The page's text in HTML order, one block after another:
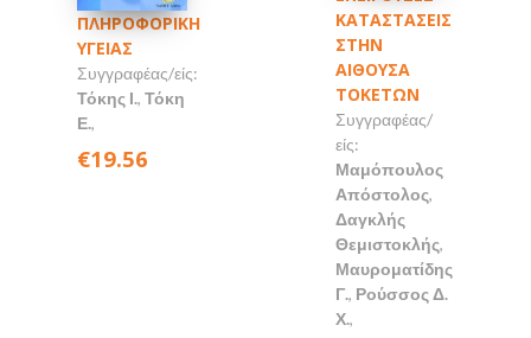
ΠΛΗΡΟΦΟΡΙΚΗ
ΥΓΕΙΑΣ
Συγγραφέας/είς:
Τόκης Ι.,Τόκη
Ε.,
€19.56
ΚΑΤΑΣΤΑΣΕΙΣ
ΣΤΗΝ
ΑΙΘΟΥΣΑ
ΤΟΚΕΤΩΝ
Συγγραφέας/
είς:
Μαμόπουλος
Απόστολος,
Δαγκλής
Θεμιστοκλής,
Μαυροματίδης
Γ., Ρούσσος Δ.
Χ.,